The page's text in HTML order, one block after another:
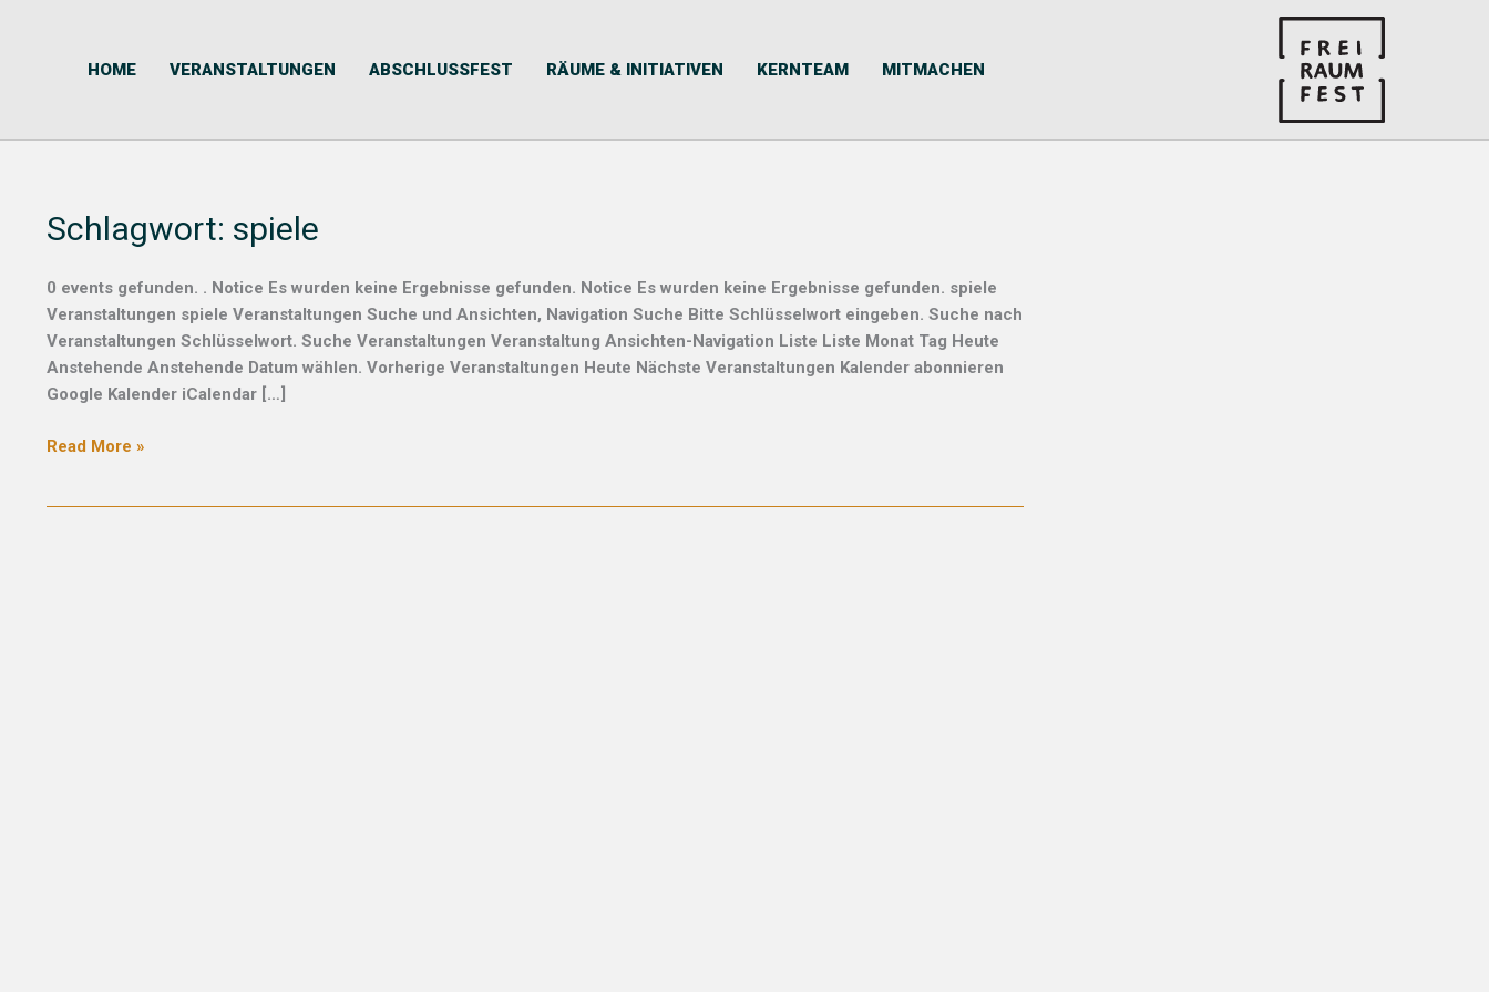
HOME VERANSTALTUNGEN ABSCHLUSSFEST RÄUME & INITIATIVEN KERNTEAM MITMACHEN
Schlagwort: spiele
0 events gefunden. . Notice Es wurden keine Ergebnisse gefunden. Notice Es wurden keine Ergebnisse gefunden. spiele
Veranstaltungen spiele Veranstaltungen Suche und Ansichten, Navigation Suche Bitte Schlüsselwort eingeben. Suche nach
Veranstaltungen Schlüsselwort. Suche Veranstaltungen Veranstaltung Ansichten-Navigation Liste Liste Monat Tag Heute
Anstehende Anstehende Datum wählen. Vorherige Veranstaltungen Heute Nächste Veranstaltungen Kalender abonnieren
Google Kalender iCalendar […]
Read More »